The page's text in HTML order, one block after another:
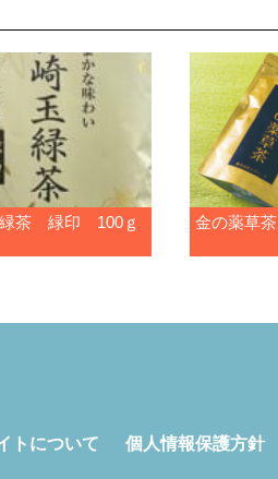
緑茶 緑印 100ｇ 金の薬草茶
トについて 個人情報保護方針